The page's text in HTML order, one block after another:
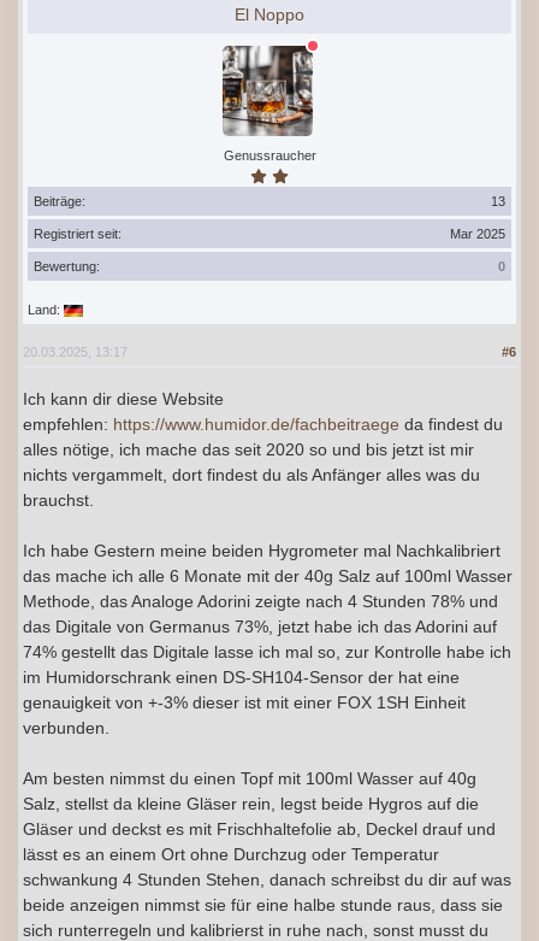
El Noppo
Genussraucher
Beiträge: 13
Registriert seit: Mar 2025
Bewertung: 0
Land:
#6
20.03.2025, 13:17
Ich kann dir diese Website
empfehlen: https://www.humidor.de/fachbeitraege da findest du
alles nötige, ich mache das seit 2020 so und bis jetzt ist mir
nichts vergammelt, dort findest du als Anfänger alles was du
brauchst.
Ich habe Gestern meine beiden Hygrometer mal Nachkalibriert
das mache ich alle 6 Monate mit der 40g Salz auf 100ml Wasser
Methode, das Analoge Adorini zeigte nach 4 Stunden 78% und
das Digitale von Germanus 73%, jetzt habe ich das Adorini auf
74% gestellt das Digitale lasse ich mal so, zur Kontrolle habe ich
im Humidorschrank einen DS-SH104-Sensor der hat eine
genauigkeit von +-3% dieser ist mit einer FOX 1SH Einheit
verbunden.
Am besten nimmst du einen Topf mit 100ml Wasser auf 40g
Salz, stellst da kleine Gläser rein, legst beide Hygros auf die
Gläser und deckst es mit Frischhaltefolie ab, Deckel drauf und
lässt es an einem Ort ohne Durchzug oder Temperatur
schwankung 4 Stunden Stehen, danach schreibst du dir auf was
beide anzeigen nimmst sie für eine halbe stunde raus, dass sie
sich runterregeln und kalibrierst in ruhe nach, sonst musst du